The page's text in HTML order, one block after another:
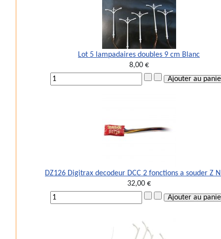
Lot 5 lampadaires doubles 9 cm Blanc
8,00 €
DZ126 Digitrax decodeur DCC 2 fonctions a souder Z
32,00 €